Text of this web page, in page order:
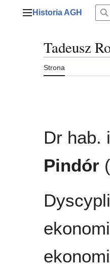
Menu główne
Historia AGH
Tadeusz
Strona
Dr hab.
Pindór